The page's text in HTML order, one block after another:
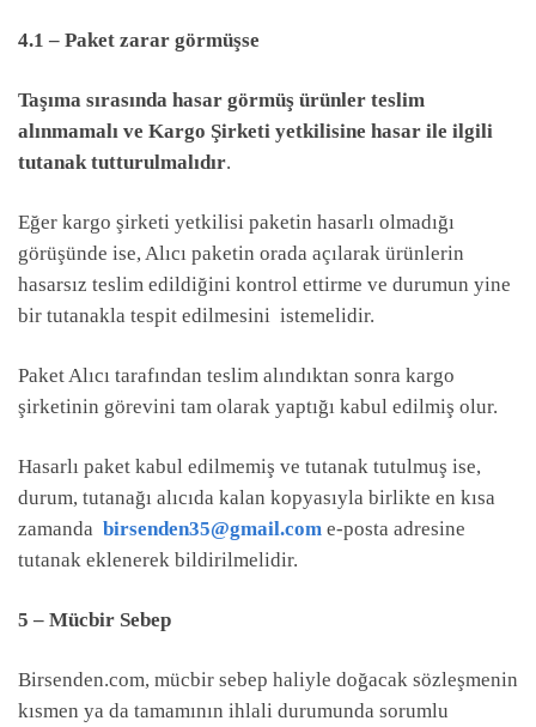
4.1 – Paket zarar görmüşse
Taşıma sırasında hasar görmüş ürünler teslim
alınmamalı ve Kargo Şirketi yetkilisine hasar ile ilgili
tutanak tutturulmalıdır.
Eğer kargo şirketi yetkilisi paketin hasarlı olmadığı
görüşünde ise, Alıcı paketin orada açılarak ürünlerin
hasarsız teslim edildiğini kontrol ettirme ve durumun yine
bir tutanakla tespit edilmesini istemelidir.
Paket Alıcı tarafından teslim alındıktan sonra kargo
şirketinin görevini tam olarak yaptığı kabul edilmiş olur.
Hasarlı paket kabul edilmemiş ve tutanak tutulmuş ise,
durum, tutanağı alıcıda kalan kopyasıyla birlikte en kısa
zamanda birsenden35@gmail.com e-posta adresine
tutanak eklenerek bildirilmelidir.
5 – Mücbir Sebep
Birsenden.com, mücbir sebep haliyle doğacak sözleşmenin
kısmen ya da tamamının ihlali durumunda sorumlu